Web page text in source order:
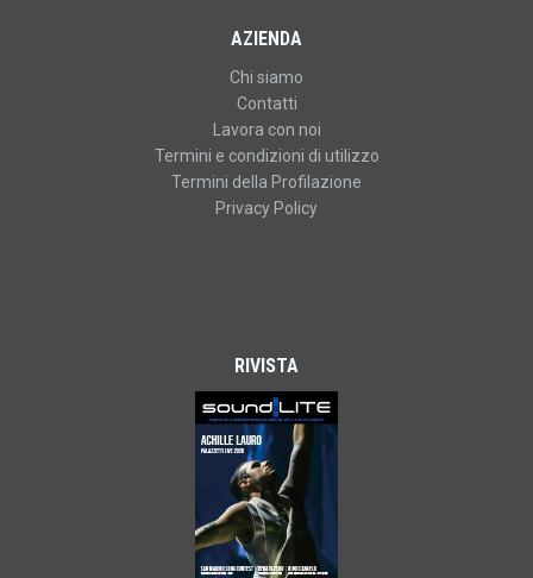
AZIENDA
Chi siamo
Contatti
Lavora con noi
Termini e condizioni di utilizzo
Termini della Profilazione
Privacy Policy
RIVISTA